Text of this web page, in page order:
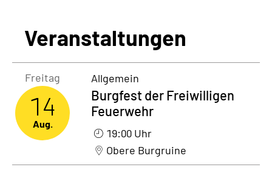
Veranstaltungen
Freitag
14
Aug.
Burgfest der Freiwilligen
Feuerwehr
Allgemein
19:00 Uhr
Obere Burgruine